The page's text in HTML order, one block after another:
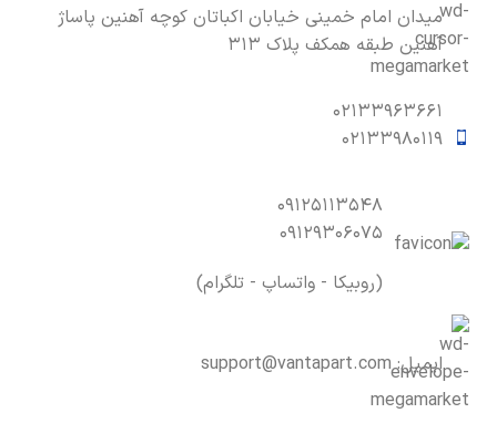
میدان امام خمینی خیابان اکباتان کوچه آهنین پاساژ
آهنین طبقه همکف پلاک ۳۱۳
۰۲۱۳۳۹۶۳۶۶۱
۰۲۱۳۳۹۸۰۱۱۹
۰۹۱۲۵۱۱۳۵۴۸
۰۹۱۲۹۳۰۶۰۷۵
(روبیکا - واتساپ - تلگرام)
ایمیل:support@vantapart.com